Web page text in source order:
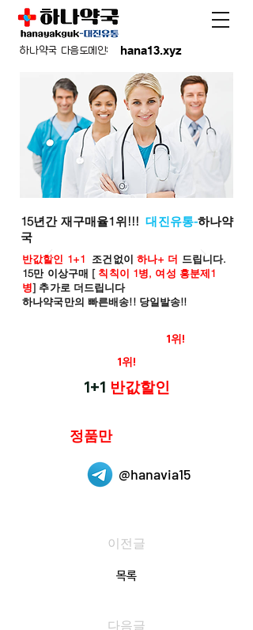
hana13.xyz
하나약국 다음도메인:
15년간 재구매율1위!!!대진유통-하나약
국
반값할인 1+1 조건없이 하나+ 더 드립니다.
15만 이상구매 [ 칙칙이 1병, 여성 흥분제1
병] 추가로 더드립니다
하나약국만의 빠른배송!! 당일발송!!
1위!
1위!
1+1 반값할인
정품만
@hanavia15
이전글
목록
다음글